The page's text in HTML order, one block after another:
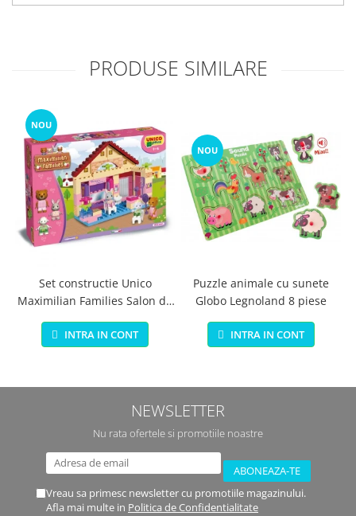
PRODUSE SIMILARE
NOU
Set constructie Unico
Maximilian Families Salon de
infrumusetare 80 piese
INTRA IN CONT
NOU
Puzzle animale cu sunete
Globo Legnoland 8 piese
INTRA IN CONT
NEWSLETTER
Nu rata ofertele si promotiile noastre
Vreau sa primesc newsletter cu promotiile magazinului.
Afla mai multe in Politica de Confidentialitate